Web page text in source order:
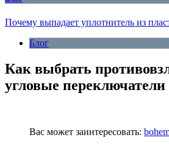
Почему выпадает уплотнитель из
Блог
Как выбрать
угловые переключатели
Вас может заинтересовать: